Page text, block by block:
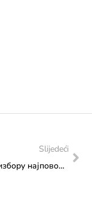
Slijedeći
Одлука о избору најповољнијег понуђача за набавку компјутерске опреме